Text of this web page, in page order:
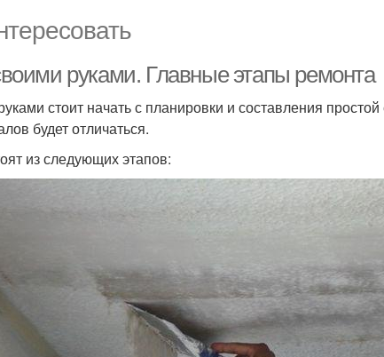
руками. Главные этапы ремонта
стоит начать с планировки и составления
будет отличаться.
из следующих этапов: